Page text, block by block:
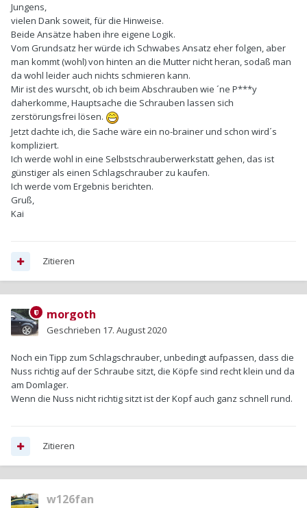
Jungens,
vielen Dank soweit, für die Hinweise.
Beide Ansätze haben ihre eigene Logik.
Vom Grundsatz her würde ich Schwabes Ansatz eher folgen, aber
man kommt (wohl) von hinten an die Mutter nicht heran, sodaß man
da wohl leider auch nichts schmieren kann.
Mir ist des wurscht, ob ich beim Abschrauben wie ´ne P***y
daherkomme, Hauptsache die Schrauben lassen sich
zerstörungsfrei lösen.
Jetzt dachte ich, die Sache wäre ein no-brainer und schon wird´s
kompliziert.
Ich werde wohl in eine Selbstschrauberwerkstatt gehen, das ist
günstiger als einen Schlagschrauber zu kaufen.
Ich werde vom Ergebnis berichten.
Gruß,
Kai
Zitieren
morgoth
Geschrieben 17. August 2020
Noch ein Tipp zum Schlagschrauber, unbedingt aufpassen, dass die
Nuss richtig auf der Schraube sitzt, die Köpfe sind recht klein und da
am Domlager.
Wenn die Nuss nicht richtig sitzt ist der Kopf auch ganz schnell rund.
Zitieren
w126fan